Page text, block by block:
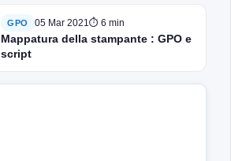
GPO 05 Mar 2021⏱ 6 min
Mappatura della stampante : GPO e
script